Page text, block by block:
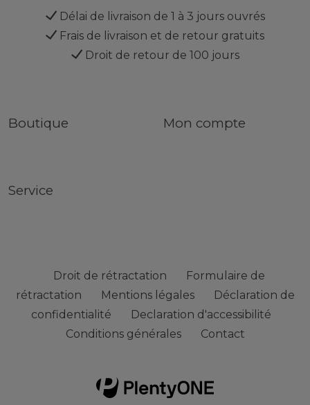
Délai de livraison de 1 à 3 jours ouvrés
Frais de livraison et de retour gratuits
Droit de retour de 100 jours
Boutique Mon compte
Service
Droit de rétractation
Formulaire de
rétractation
Mentions légales
Déclaration de
confidentialité
Declaration d'accessibilité
Conditions générales
Contact